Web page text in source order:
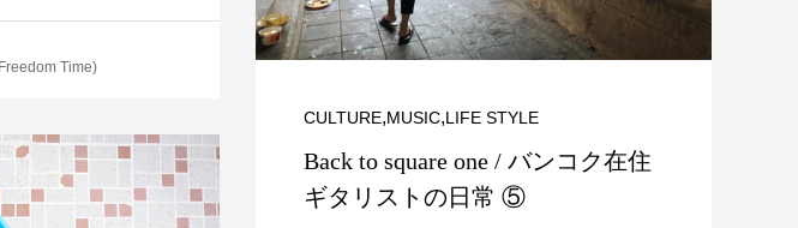
Time)
CULTURE,MUSIC,LIFE STYLE
Back to square one / バンコク在住
ギタリストの日常 ⑤